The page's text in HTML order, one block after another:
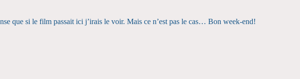
que si le film passait ici j’irais le voir. Mais ce n’est pas le cas… Bon week-end!